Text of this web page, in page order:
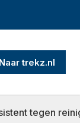
Naar trekz.nl
tegen